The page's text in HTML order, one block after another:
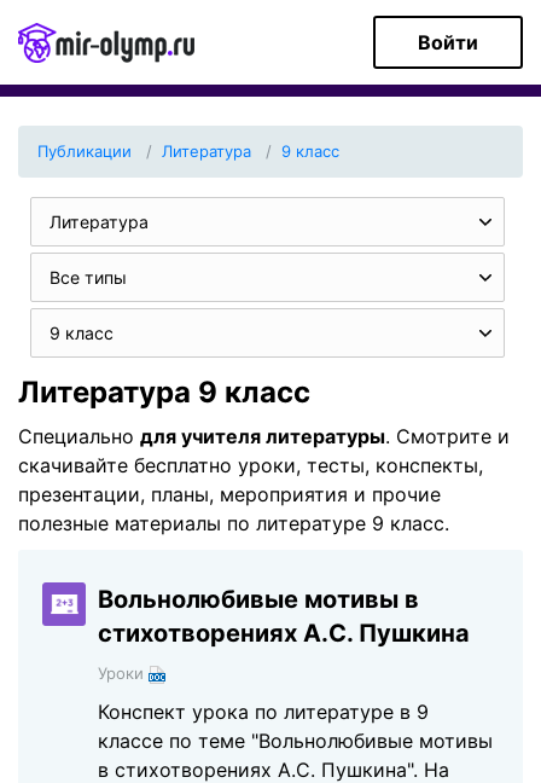
Войти
Публикации Литература 9 класс
Литература
Все типы
9 класс
Литература 9 класс
Специально для учителя литературы. Смотрите и
скачивайте бесплатно уроки, тесты, конспекты,
презентации, планы, мероприятия и прочие
полезные материалы по литературе 9 класс.
Вольнолюбивые мотивы в
стихотворениях А.С. Пушкина
Уроки
Конспект урока по литературе в 9
классе по теме "Вольнолюбивые мотивы
в стихотворениях А.С. Пушкина". На